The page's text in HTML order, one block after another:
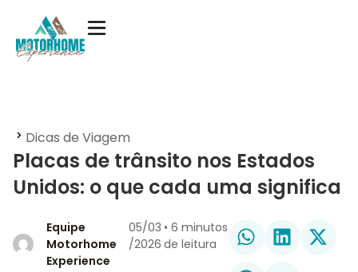
Dicas de Viagem
Placas de trânsito nos Estados
Unidos: o que cada uma significa
Equipe
Motorhome
Experience
05/03
/2026
•6 minutos
de leitura